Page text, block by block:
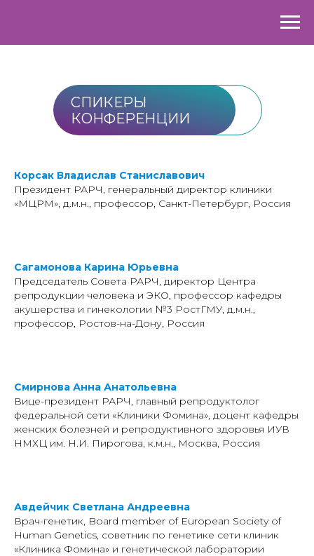
СПИКЕРЫ
КОНФЕРЕНЦИИ
Корсак Владислав Станиславович
Президент РАРЧ, генеральный директор клиники
«МЦРМ», д.м.н., профессор, Санкт-Петербург, Россия
Сагамонова Карина Юрьевна
Председатель Совета РАРЧ, директор Центра
репродукции человека и ЭКО, профессор кафедры
акушерства и гинекологии №3 РостГМУ, д.м.н.,
профессор, Ростов-на-Дону, Россия
Смирнова Анна Анатольевна
Вице-президент РАРЧ, главный репродуктолог
федеральной сети «Клиники Фомина», доцент кафедры
женских болезней и репродуктивного здоровья ИУВ
НМХЦ им. Н.И. Пирогова, к.м.н., Москва, Россия
Авдейчик Светлана Андреевна
Врач-генетик, Board member of European Society of
Human Genetics, советник по генетике сети клиник
«Клиника Фомина» и генетической лаборатории